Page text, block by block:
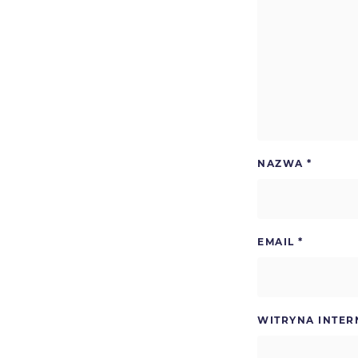
NAZWA *
EMAIL *
WITRYNA